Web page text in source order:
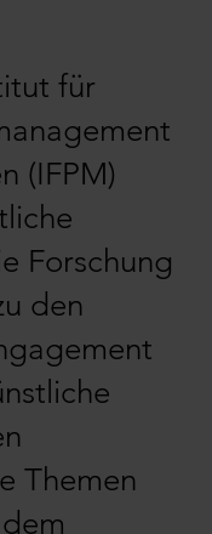
für
(IFPM)
Forschung
den
Themen